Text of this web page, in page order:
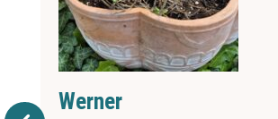
Werner